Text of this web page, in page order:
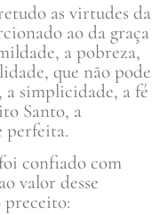
as virtudes da
ao da graça
a pobreza,
que não pode
a simplicidade, a fé
Santo, a
perfeita.
confiado com
valor desse
preceito: